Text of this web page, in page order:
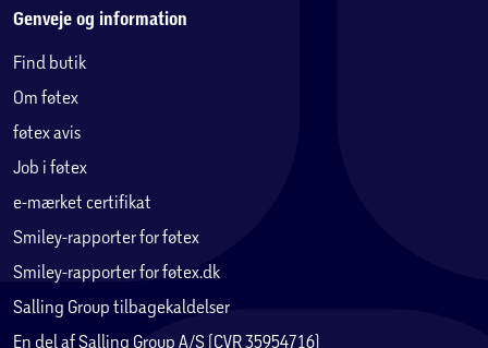
Genveje og information
Find butik
Om føtex
føtex avis
Job i føtex
e-mærket certifikat
Smiley-rapporter for føtex
Smiley-rapporter for føtex.dk
Salling Group tilbagekaldelser
En del af Salling Group A/S (CVR 35954716)